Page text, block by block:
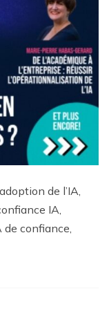
de l’IA,
IA,
confiance,